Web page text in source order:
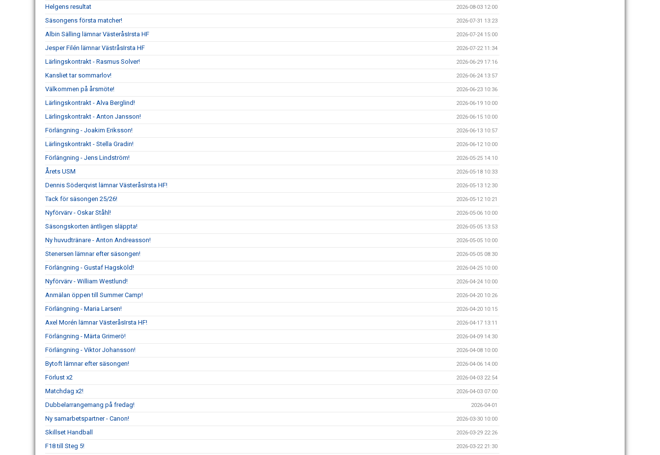
Helgens resultat 2026-08-03 12:00
Säsongens första matcher! 2026-07-31 13:23
Albin Sälling lämnar VästeråsIrsta HF 2026-07-24 15:00
Jesper Filén lämnar VästråsIrsta HF 2026-07-22 11:34
Lärlingskontrakt - Rasmus Solver! 2026-06-29 17:16
Kansliet tar sommarlov! 2026-06-24 13:57
Välkommen på årsmöte! 2026-06-23 10:36
Lärlingskontrakt - Alva Berglind! 2026-06-19 10:00
Lärlingskontrakt - Anton Jansson! 2026-06-15 10:00
Förlängning - Joakim Eriksson! 2026-06-13 10:57
Lärlingskontrakt - Stella Gradin! 2026-06-12 10:00
Förlängning - Jens Lindström! 2026-05-25 14:10
Årets USM 2026-05-18 10:33
Dennis Söderqvist lämnar VästeråsIrsta HF! 2026-05-13 12:30
Tack för säsongen 25/26! 2026-05-12 10:21
Nyförvärv - Oskar Ståhl! 2026-05-06 10:00
Säsongskorten äntligen släppta! 2026-05-05 13:53
Ny huvudtränare - Anton Andreasson! 2026-05-05 10:00
Stenersen lämnar efter säsongen! 2026-05-05 08:30
Förlängning - Gustaf Hagsköld! 2026-04-25 10:00
Nyförvärv - William Westlund! 2026-04-24 10:00
Anmälan öppen till Summer Camp! 2026-04-20 10:26
Förlängning - Maria Larsen! 2026-04-20 10:15
Axel Morén lämnar VästeråsIrsta HF! 2026-04-17 13:11
Förlängning - Märta Grimerö! 2026-04-09 14:30
Förlängning - Viktor Johansson! 2026-04-08 10:00
Bytoft lämnar efter säsongen! 2026-04-06 14:00
Förlust x2 2026-04-03 22:54
Matchdag x2! 2026-04-03 07:00
Dubbelarrangemang på fredag! 2026-04-01
Ny samarbetspartner - Canon! 2026-03-30 10:00
Skillset Handball 2026-03-29 22:26
F18 till Steg 5! 2026-03-22 21:30